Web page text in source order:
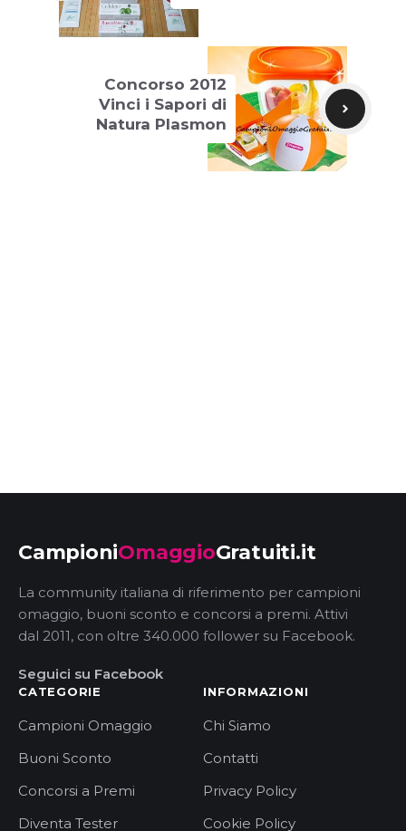
Concorso 2012
Vinci i Sapori di
Natura Plasmon
CampioniOmaggioGratuiti.it
La community italiana di riferimento per campioni
omaggio, buoni sconto e concorsi a premi. Attivi
dal 2011, con oltre 340.000 follower su Facebook.
Seguici su Facebook
CATEGORIE
Campioni Omaggio
Buoni Sconto
Concorsi a Premi
Diventa Tester
INFORMAZIONI
Chi Siamo
Contatti
Privacy Policy
Cookie Policy